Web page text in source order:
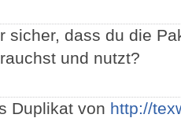
sicher, dass du die
und nutzt?
Duplikat von http://